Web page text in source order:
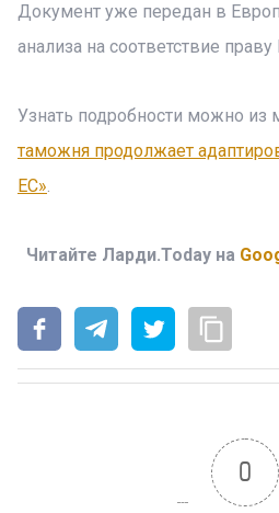
Документ уже передан в
анализа на соответствие праву
Узнать подробности можно из
таможня продолжает
ЕС».
Читайте Ларди.Today на
0